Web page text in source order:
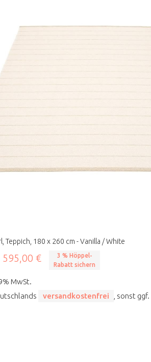
Teppich, 180 x 260 cm - Vanilla / White
595,00 €
3 % Höppel-
Rabatt sichern
MwSt.
versandkostenfrei , sonst ggf.